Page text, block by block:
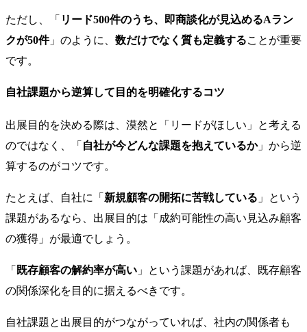
ただし、「 リード500件のうち、即商談化が見込めるAラン
クが50件」のように、 数だけでなく質も定義することが重要
です。
自社課題から逆算して目的を明確化するコツ
出展目的を決める際は、漠然と「リードがほしい」と考える
のではなく、「 自社が今どんな課題を抱えているか」から逆
算するのがコツです。
たとえば、自社に「 新規顧客の開拓に苦戦している 」という
課題があるなら、出展目的は「成約可能性の高い見込み顧客
の獲得」が最適でしょう。
「 既存顧客の解約率が高い 」という課題があれば、既存顧客
の関係深化を目的に据えるべきです。
自社課題と出展目的がつながっていれば、社内の関係者も